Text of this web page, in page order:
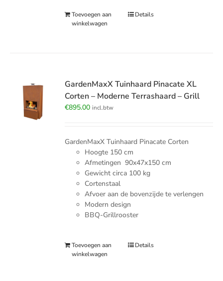
Toevoegen aan
winkelwagen
Details
GardenMaxX Tuinhaard Pinacate XL
Corten – Moderne Terrashaard – Grill
€895.00 incl.btw
GardenMaxX Tuinhaard Pinacate Corten
Hoogte 150 cm
Afmetingen 90x47x150 cm
Gewicht circa 100 kg
Cortenstaal
Afvoer aan de bovenzijde te verlengen
Modern design
BBQ-Grillrooster
Toevoegen aan
winkelwagen
Details